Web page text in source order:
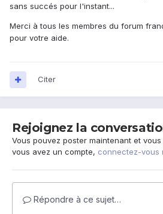
sans succés pour l'instant...
Merci à tous les membres du forum
pour votre aide.
Citer
Rejoignez la
Vous pouvez poster maintenant et
vous avez un compte, connectez-vous
Répondre à ce sujet…